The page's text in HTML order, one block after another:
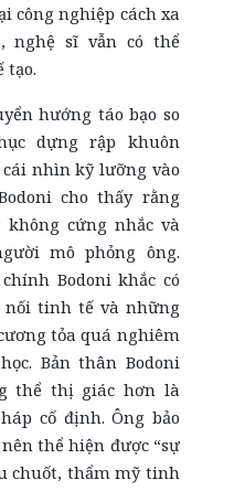
công nghiệp cách xa
nghệ sĩ vẫn có thể
tạo.
hướng táo bạo so
dựng rập khuôn
nhìn kỹ lưỡng vào
cho thấy rằng
cứng nhắc và
mô phỏng ông.
Bodoni khắc có
nối tinh tế và những
tỏa quá nghiêm
Bản thân Bodoni
thể thị giác hơn là
cố định. Ông bảo
thể hiện được “sự
chuốt, thẩm mỹ tinh